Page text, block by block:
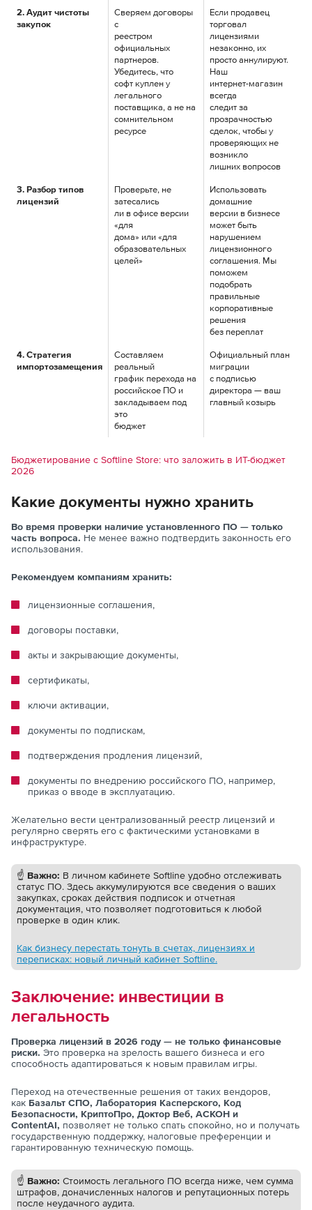
2. Аудит чистоты
закупок
Сверяем договоры
с
реестром
официальных
партнеров.
Убедитесь, что
софт куплен у
легального
поставщика, а не на
сомнительном
ресурсе
Если продавец
торговал
лицензиями
незаконно, их
просто аннулируют.
Наш
интернет-магазин
всегда
следит за
прозрачностью
сделок, чтобы у
проверяющих не
возникло
лишних вопросов
3. Разбор типов
лицензий
Проверьте, не
затесались
ли в офисе версии
«для
дома» или «для
образовательных
целей»
Использовать
домашние
версии в бизнесе
может быть
нарушением
лицензионного
соглашения. Мы
поможем
подобрать
правильные
корпоративные
решения
без переплат
4. Стратегия
импортозамещения
Составляем
реальный
график перехода на
российское ПО и
закладываем под
это
бюджет
Официальный план
миграции
с подписью
директора — ваш
главный козырь
Бюджетирование с Softline Store: что заложить в ИТ-бюджет
2026
Какие документы нужно хранить
Во время проверки наличие установленного ПО — только
часть вопроса. Не менее важно подтвердить законность его
использования.
Рекомендуем компаниям хранить:
лицензионные соглашения,
договоры поставки,
акты и закрывающие документы,
сертификаты,
ключи активации,
документы по подпискам,
подтверждения продления лицензий,
документы по внедрению российского ПО, например,
приказ о вводе в эксплуатацию.
Желательно вести централизованный реестр лицензий и
регулярно сверять его с фактическими установками в
инфраструктуре.
☝️ Важно: В личном кабинете Softline удобно отслеживать
статус ПО. Здесь аккумулируются все сведения о ваших
закупках, сроках действия подписок и отчетная
документация, что позволяет подготовиться к любой
проверке в один клик.
Как бизнесу перестать тонуть в счетах, лицензиях и
переписках: новый личный кабинет Softline.
Заключение: инвестиции в
легальность
Проверка лицензий в 2026 году — не только финансовые
риски. Это проверка на зрелость вашего бизнеса и его
способность адаптироваться к новым правилам игры.
Переход на отечественные решения от таких вендоров,
как Базальт СПО, Лаборатория Касперского, Код
Безопасности, КриптоПро, Доктор Веб, АСКОН и
ContentAI, позволяет не только спать спокойно, но и получать
государственную поддержку, налоговые преференции и
гарантированную техническую помощь.
☝️ Важно: Стоимость легального ПО всегда ниже, чем сумма
штрафов, доначисленных налогов и репутационных потерь
после неудачного аудита.